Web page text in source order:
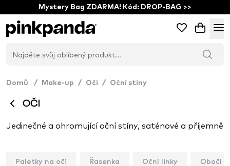
Mystery Bag ZDARMA! Kód: DROP-BAG >>
Domů / Make-up / Oči / Oční stíny
OČI
Paletky na oči Řasenka Oční linky Obočí